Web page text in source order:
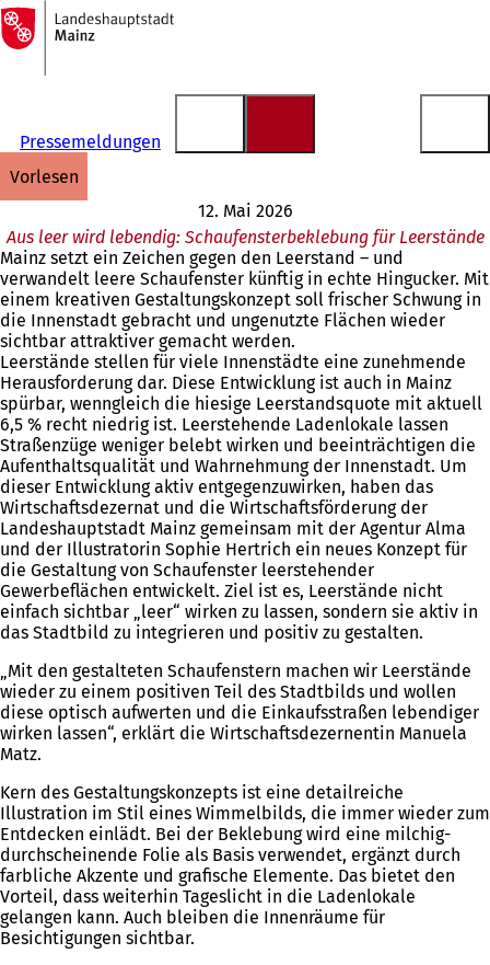
Inhalt anspringen
Zur
Startseite
Pressemeldungen
vorlesen
12. Mai 2026
Aus leer wird lebendig: Schaufensterbeklebung für Leerstände
Mainz setzt ein Zeichen gegen den Leerstand – und
verwandelt leere Schaufenster künftig in echte Hingucker. Mit
einem kreativen Gestaltungskonzept soll frischer Schwung in
die Innenstadt gebracht und ungenutzte Flächen wieder
sichtbar attraktiver gemacht werden.
Leerstände stellen für viele Innenstädte eine zunehmende
Herausforderung dar. Diese Entwicklung ist auch in Mainz
spürbar, wenngleich die hiesige Leerstandsquote mit aktuell
6,5 % recht niedrig ist. Leerstehende Ladenlokale lassen
Straßenzüge weniger belebt wirken und beeinträchtigen die
Aufenthaltsqualität und Wahrnehmung der Innenstadt. Um
dieser Entwicklung aktiv entgegenzuwirken, haben das
Wirtschaftsdezernat und die Wirtschaftsförderung der
Landeshauptstadt Mainz gemeinsam mit der Agentur Alma
und der Illustratorin Sophie Hertrich ein neues Konzept für
die Gestaltung von Schaufenster leerstehender
Gewerbeflächen entwickelt. Ziel ist es, Leerstände nicht
einfach sichtbar „leer“ wirken zu lassen, sondern sie aktiv in
das Stadtbild zu integrieren und positiv zu gestalten.
„Mit den gestalteten Schaufenstern machen wir Leerstände
wieder zu einem positiven Teil des Stadtbilds und wollen
diese optisch aufwerten und die Einkaufsstraßen lebendiger
wirken lassen“, erklärt die Wirtschaftsdezernentin Manuela
Matz.
Kern des Gestaltungskonzepts ist eine detailreiche
Illustration im Stil eines Wimmelbilds, die immer wieder zum
Entdecken einlädt. Bei der Beklebung wird eine milchig-
durchscheinende Folie als Basis verwendet, ergänzt durch
farbliche Akzente und grafische Elemente. Das bietet den
Vorteil, dass weiterhin Tageslicht in die Ladenlokale
gelangen kann. Auch bleiben die Innenräume für
Besichtigungen sichtbar.